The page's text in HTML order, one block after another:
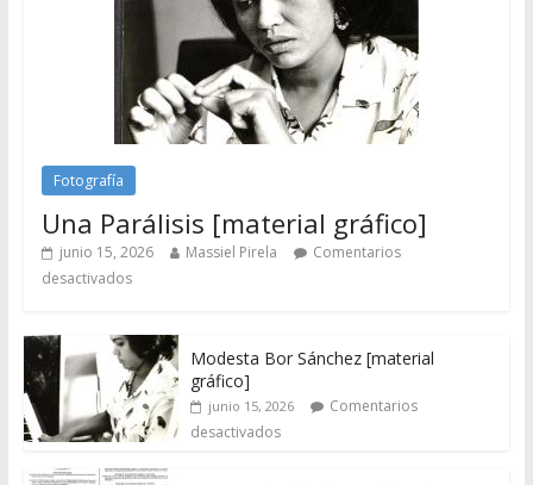
Fotografía
Una Parálisis [material gráfico]
junio 15, 2026 Massiel Pirela
Comentarios
desactivados
Modesta Bor Sánchez [material
gráfico]
junio 15, 2026
Comentarios
desactivados